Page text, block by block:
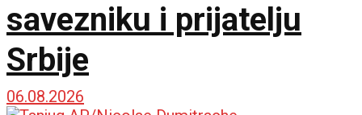
savezniku i prijatelju
Srbije
06.08.2026